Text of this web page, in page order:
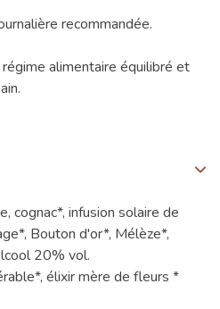
recommandée.
alimentaire équilibré et
cognac*, infusion solaire de
Bouton d'or*, Mélèze*,
20% vol.
élixir mère de fleurs *